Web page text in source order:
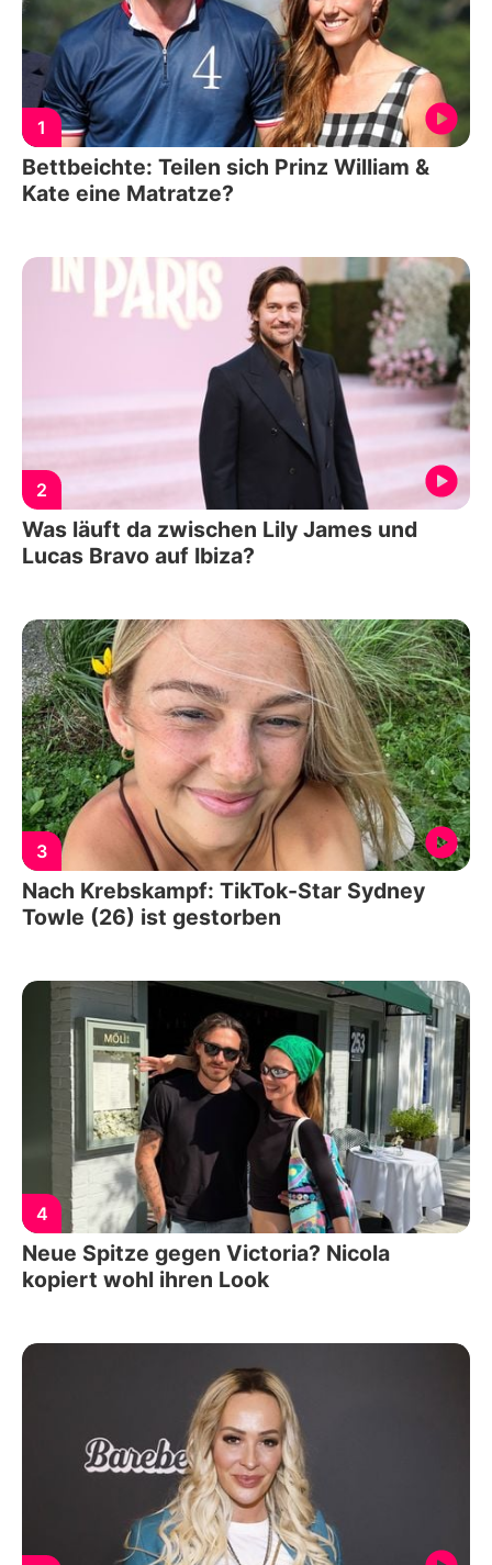
1
Bettbeichte: Teilen sich Prinz William &
Kate eine Matratze?
2
Was läuft da zwischen Lily James und
Lucas Bravo auf Ibiza?
3
Nach Krebskampf: TikTok-Star Sydney
Towle (26) ist gestorben
4
Neue Spitze gegen Victoria? Nicola
kopiert wohl ihren Look